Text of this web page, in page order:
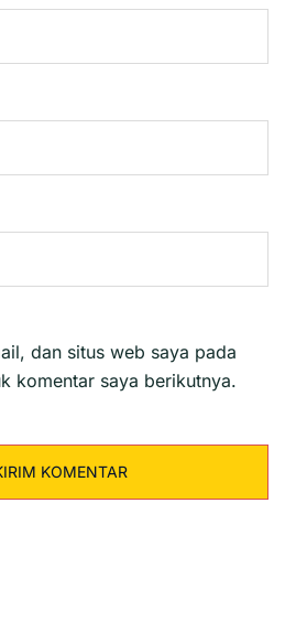
dan situs web saya pada
komentar saya berikutnya.